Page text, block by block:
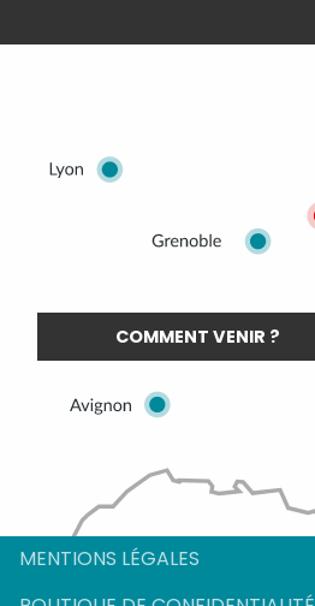
COMMENT VENIR ?
MENTIONS LÉGALES